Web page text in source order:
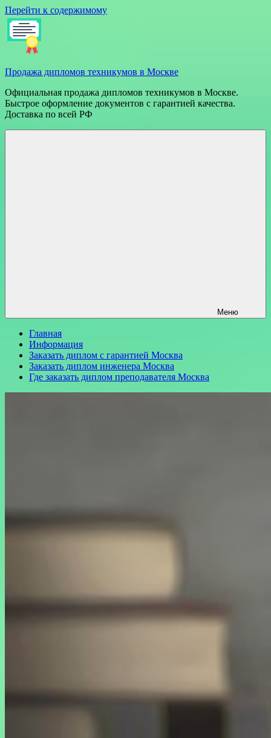
Перейти к содержимому
Продажа дипломов техникумов в Москве
Официальная продажа дипломов техникумов в Москве.
Быстрое оформление документов с гарантией качества.
Доставка по всей РФ
Меню
Главная
Информация
Заказать диплом с гарантией Москва
Заказать диплом инженера Москва
Где заказать диплом преподавателя Москва